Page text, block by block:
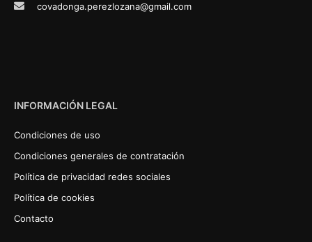
covadonga.perezlozana@gmail.com
INFORMACIÓN LEGAL
Condiciones de uso
Condiciones generales de contratación
Política de privacidad redes sociales
Política de cookies
Contacto